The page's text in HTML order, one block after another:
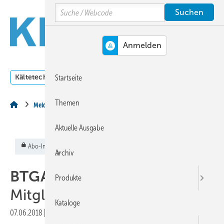
Hauptinhalt
Hauptmenü
SiteSearch
Kältetechnik Klimatechnik
Meldungen aus der Branche
Abo-Inhalt
BTGA:
Mitgliederversammlung 2018
07.06.2018
Search
Startseite
Themen
Aktuelle Ausgabe
Archiv
Produkte
Kataloge